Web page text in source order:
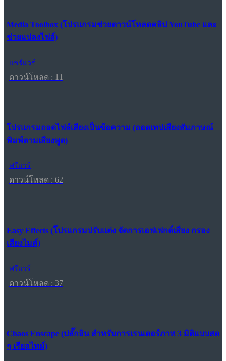
Media Toolbox (โปรแกรมช่วยดาวน์โหลดคลิป YouTube และ
ช่วยแปลงไฟล์)
แชร์แวร์
ดาวน์โหลด : 11
โปรแกรมถอดไฟล์เสียงเป็นข้อความ (ถอดเทปเสียงสัมภาษณ์
พิมพ์ตามเสียงพูด)
ฟรีแวร์
ดาวน์โหลด : 62
Easy Effects (โปรแกรมปรับแต่ง จัดการเอฟเฟกต์เสียง กรอง
เสียงไมค์)
ฟรีแวร์
ดาวน์โหลด : 37
Chaos Enscape (ปลั๊กอิน สำหรับการเรนเดอร์ภาพ 3 มิติแบบสด
ๆ เรียลไทม์)